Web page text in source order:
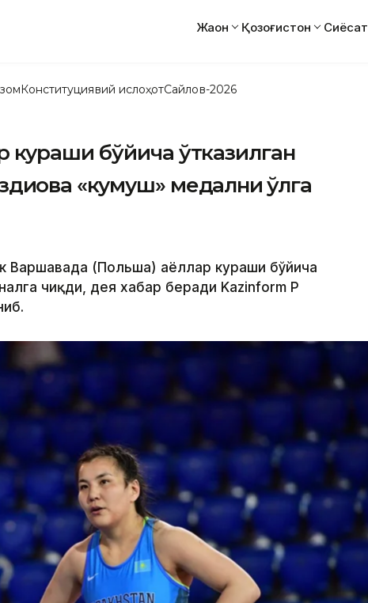
Жаҳон Қозоғистон Сиёсат
Конституциявий ислоҳотСайлов-2026
кураши бўйича ўтказилган
«кумуш» медални қўлга
Варшавада (Польша) аёллар кураши бўйича
чиқди, дея хабар беради Kazinform ҚР